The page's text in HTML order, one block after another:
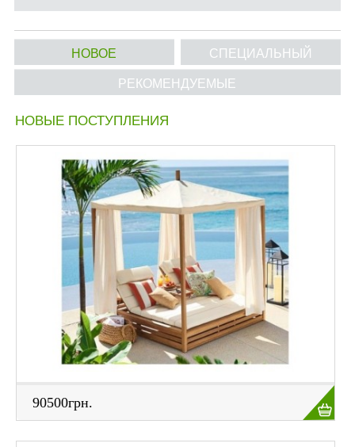
СТУПЕНЬКИ ДЛЯ ЛЕСТНИЦЫ
ИНФОРМАЦИЯ
О НАС
ОПЛАТА И ДОСТАВКА
ПОЛИТИКА КОНФИДЕНЦИАЛЬНОСТИ
СВЯЗАТЬСЯ С НАМИ
ФОТО В ЖИВУЮ
НОВОЕ СПЕЦИАЛЬНЫЙ
РЕКОМЕНДУЕМЫЕ
НОВЫЕ ПОСТУПЛЕНИЯ
90500грн.